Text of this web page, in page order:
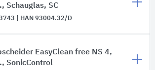
Schauglas, SC
GTIN 4026092063743 | HAN 93004.32/D
EasyClean free NS 4,
SonicControl